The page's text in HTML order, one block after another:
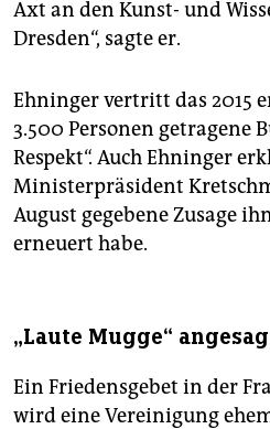
Axt an den Kunst- und
Dresden“, sagte er.
Ehninger vertritt das 2015
3.500 Personen getragene
Respekt“. Auch Ehninger
Ministerpräsident
August gegebene Zusage
erneuert habe.
„Laute Mugge“
Ein Friedensgebet in der
wird eine Vereinigung